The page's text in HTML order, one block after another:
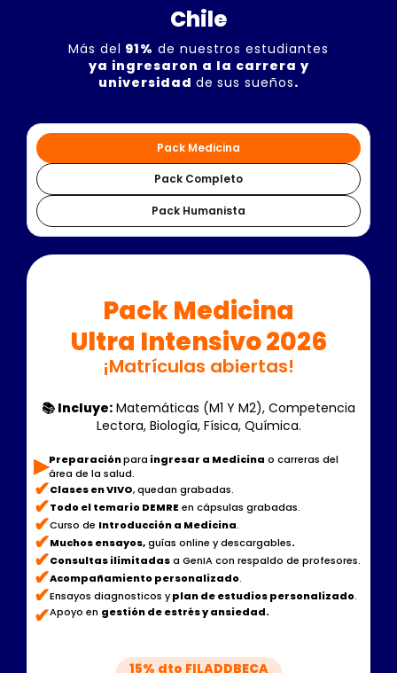
Chile
Más del 91% de nuestros estudiantes
ya ingresaron a la carrera y
universidad de sus sueños.
Pack Medicina
Pack Completo
Pack Humanista
‍‍Pack Medicina
Ultra Intensivo 2026
¡Matrículas abiertas!
📚 Incluye: Matemáticas (M1 Y M2), Competencia
Lectora, Biología, Física, Química.
▶︎Preparaciónpara ingresar a Medicina o carreras del
área de la salud.
✔Clases en VIVO, quedan grabadas.
✔Todo el temario DEMRE en cápsulas grabadas.
✔Curso de Introducción a Medicina.
✔Muchos ensayos,guías online y descargables.
✔Consultas ilimitadasa GenIA con respaldo de profesores.
✔Acompañamiento personalizado.
✔Ensayos diagnosticos yplan de estudios personalizado.
✔Apoyo en gestión de estrés y ansiedad.
15% dto FILADDBECA